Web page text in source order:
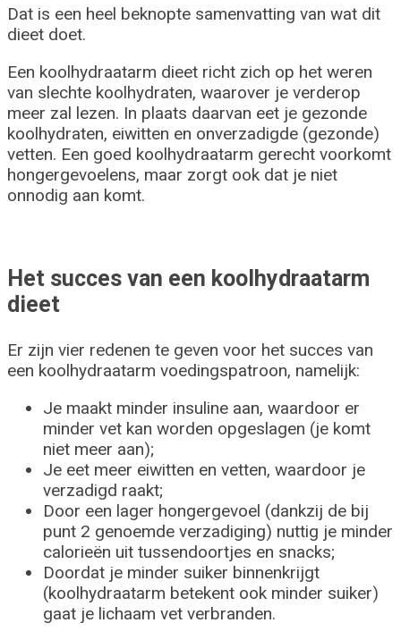
Dat is een heel beknopte samenvatting van wat dit
dieet doet.
Een koolhydraatarm dieet richt zich op het weren
van slechte koolhydraten, waarover je verderop
meer zal lezen. In plaats daarvan eet je gezonde
koolhydraten, eiwitten en onverzadigde (gezonde)
vetten. Een goed koolhydraatarm gerecht voorkomt
hongergevoelens, maar zorgt ook dat je niet
onnodig aan komt.
Het succes van een koolhydraatarm
dieet
Er zijn vier redenen te geven voor het succes van
een koolhydraatarm voedingspatroon, namelijk:
Je maakt minder insuline aan, waardoor er
minder vet kan worden opgeslagen (je komt
niet meer aan);
Je eet meer eiwitten en vetten, waardoor je
verzadigd raakt;
Door een lager hongergevoel (dankzij de bij
punt 2 genoemde verzadiging) nuttig je minder
calorieën uit tussendoortjes en snacks;
Doordat je minder suiker binnenkrijgt
(koolhydraatarm betekent ook minder suiker)
gaat je lichaam vet verbranden.